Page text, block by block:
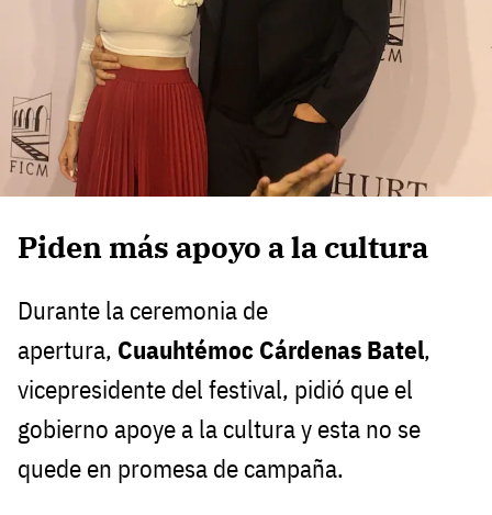
Piden más apoyo a la cultura
Durante la ceremonia de
apertura, Cuauhtémoc Cárdenas Batel,
vicepresidente del festival, pidió que el
gobierno apoye a la cultura y esta no se
quede en promesa de campaña.